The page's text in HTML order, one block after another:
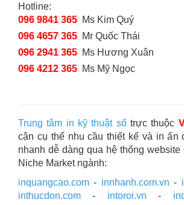
Hotline:
096 9841 365 Ms Kim Quý
096 4657 365 Mr Quốc Thái
096 2941 365 Ms Hương Xuân
096 4212 365 Ms Mỹ Ngọc
Trung tâm in kỹ thuật sốtrực thuộc
cận cụ thể nhu cầu thiết kế và in ấn
nhanh dễ dàng qua hệ thống website
Niche Market ngành:
inquangcao.com - innhanh.com.vn -
inthucdon.com - intoroi.vn -